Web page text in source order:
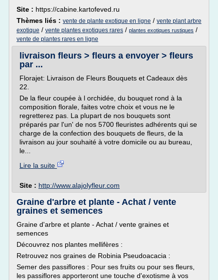
Site : https://cabine.kartofeved.ru
Thèmes liés : vente de plante exotique en ligne / vente plant arbre
exotique / vente plantes exotiques rares / plantes exotiques rustiques /
vente de plantes rares en ligne
livraison fleurs > fleurs a envoyer > fleurs
par ...
Florajet: Livraison de Fleurs Bouquets et Cadeaux dès
22.
De la fleur coupée à l orchidée, du bouquet rond à la
composition florale, faites votre choix et vous ne le
regretterez pas. La plupart de nos bouquets sont
préparés par l'un' de nos 5700 fleuristes adhérents qui se
charge de la confection des bouquets de fleurs, de la
livraison au jour souhaité à votre domicile ou au bureau,
le...
Lire la suite
Site : http://www.alajolyfleur.com
Graine d'arbre et plante - Achat / vente
graines et semences
Graine d'arbre et plante - Achat / vente graines et
semences
Découvrez nos plantes mellifères :
Retrouvez nos graines de Robinia Pseudoacacia :
Semer des passiflores : Pour ses fruits ou pour ses fleurs,
les passiflores apporteront une touche d'exotisme à vos